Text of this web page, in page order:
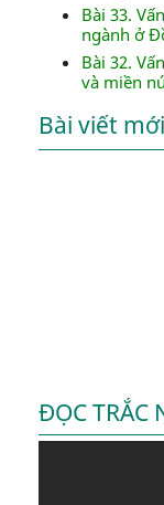
Bài 33.
ngành ở
Bài 32.
và miền
Bài viết
ĐỌC TRẮC